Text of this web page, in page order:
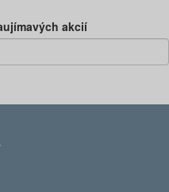
akcií